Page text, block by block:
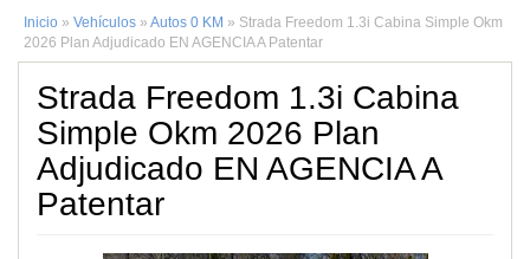
Inicio » Vehículos » Autos 0 KM » Strada Freedom 1.3i Cabina Simple Okm
2026 Plan Adjudicado EN AGENCIA A Patentar
Strada Freedom 1.3i Cabina
Simple Okm 2026 Plan
Adjudicado EN AGENCIA A
Patentar